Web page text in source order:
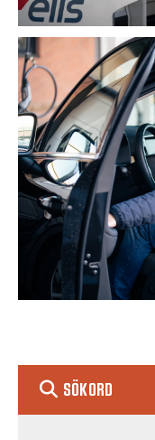
SÖKORD